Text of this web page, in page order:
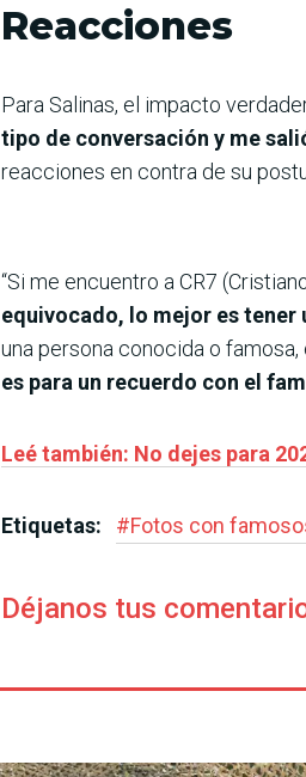
Reacciones
Para Salinas, el impacto
tipo de conversación y me
reacciones en contra de su
“Si me encuentro a CR7
equivocado, lo mejor es tener
una persona conocida o
es para un recuerdo con el
Leé también: No dejes para
Etiquetas: #Fotos con
Déjanos tus